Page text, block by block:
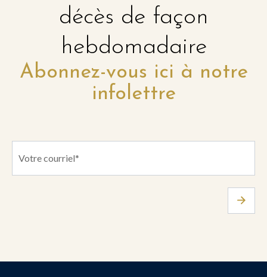
décès de façon
hebdomadaire
Abonnez-vous ici à notre
infolettre